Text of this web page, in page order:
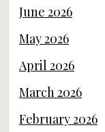
June 2026
May 2026
April 2026
March 2026
February 2026